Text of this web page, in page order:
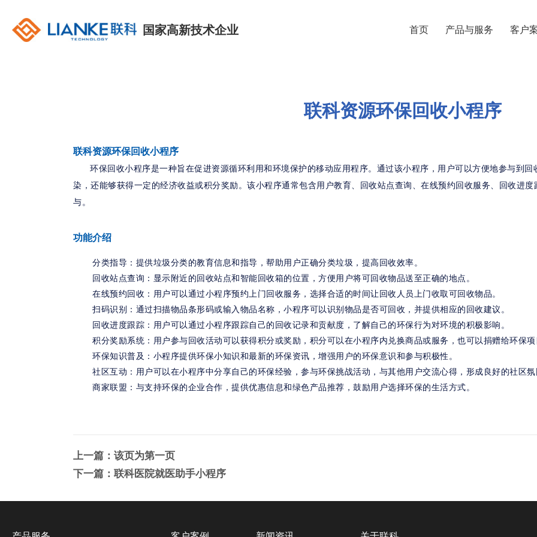
国家高新技术企业 首页 产品与服务 客户
联科资源环保回收小程序
联科资源环保回收小程序
环保回收小程序是一种旨在促进资源循环利用和环境保护的移动应用程序。通过该小程序，用户可以方便地参与到
染，还能够获得一定的经济收益或积分奖励。该小程序通常包含用户教育、回收站点查询、在线预约回收服务、回收进
与。
功能介绍
分类指导：提供垃圾分类的教育信息和指导，帮助用户正确分类垃圾，提高回收效率。
回收站点查询：显示附近的回收站点和智能回收箱的位置，方便用户将可回收物品送至正确的地点。
在线预约回收：用户可以通过小程序预约上门回收服务，选择合适的时间让回收人员上门收取可回收物品。
扫码识别：通过扫描物品条形码或输入物品名称，小程序可以识别物品是否可回收，并提供相应的回收建议。
回收进度跟踪：用户可以通过小程序跟踪自己的回收记录和贡献度，了解自己的环保行为对环境的积极影响。
积分奖励系统：用户参与回收活动可以获得积分或奖励，积分可以在小程序内兑换商品或服务，也可以捐赠给环保项
环保知识普及：小程序提供环保小知识和最新的环保资讯，增强用户的环保意识和参与积极性。
社区互动：用户可以在小程序中分享自己的环保经验，参与环保挑战活动，与其他用户交流心得，形成良好的社区氛
商家联盟：与支持环保的企业合作，提供优惠信息和绿色产品推荐，鼓励用户选择环保的生活方式。
上一篇：该页为第一页
下一篇： 联科医院就医助手小程序